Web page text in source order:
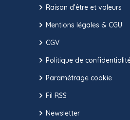
Raison d’être et valeurs
Mentions légales & CGU
CGV
Politique de
Paramétrage cookie
Fil RSS
Newsletter